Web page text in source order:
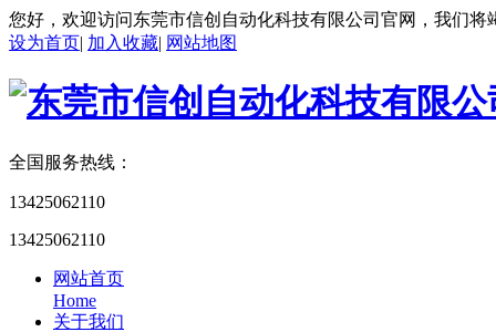
您好，欢迎访问东莞市信创自动化科技有限公司官网，我们将
设为首页| 加入收藏| 网站地图
全国服务热线：
13425062110
13425062110
网站首页
Home
关于我们